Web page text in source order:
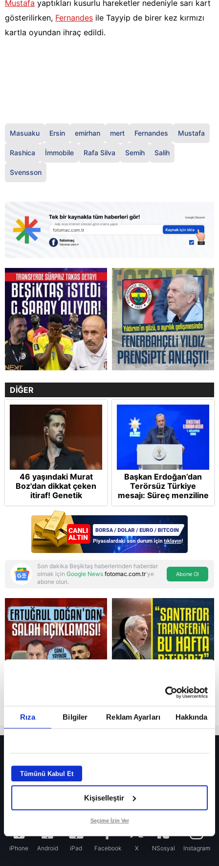
Rıza Bilgiler Reklam Ayarları Hakkında
Tümünü Kabul Et
Kişiselleştir
Seçime İzin Ver
Reddet
Mustafa yaptıkları kusurlu hareketler nedeniyle sarı kart
gösterilirken, Fernandes ile Tayyip de birer kez kırmızı
kartla oyundan ihraç edildi.
Masuaku Ersin emirhan mert Fernandes Mustafa
Rashica İmmobile Rafa Silva Semih Salih
Svensson
DİĞER
46 yaşındaki Murat
Boz'dan dikkat çeken
itiraf! Genetik
korkusunu açıkladı
Başkan Erdoğan’dan
Terörsüz Türkiye
mesajı: Süreç menziline
varacak
Son dakika Beşiktaş haberlerinden haberdar
olmak için Google News fotomac.com.tr'ye
abone olun.
Abone Ol
Fenerbahçeli yıldız prensipte anlaşmaya vardı! İşte Yıldırım’ın transfer talebi
Fenerbahçe’nin yeni transferi Mason Greenwood için olay sözler!
Galatasaray’da rota yeniden Thiago Almada!
iPhone Android iPad Facebook X NSosyal Instagram